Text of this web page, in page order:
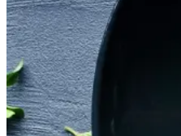
SatjaSatja de
pollopollo